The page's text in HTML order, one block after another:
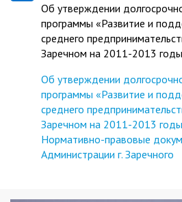
Об утверждении
программы «Развитие и
среднего
Заречном на 2011-2013
Об утверждении
программы «Развитие и
среднего
Заречном на 2011-2013
Нормативно-правовые
Администрации г. Заречного